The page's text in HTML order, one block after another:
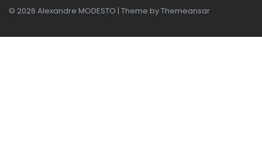
© 2026 Alexandre MODESTO | Theme byThemeansar